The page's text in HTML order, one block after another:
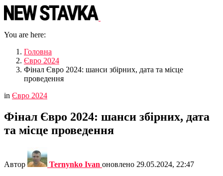
You are here:
Головна
Євро 2024
Фінал Євро 2024: шанси збірних, дата та місце
проведення
in Євро 2024
Фінал Євро 2024: шанси збірних, дата
та місце проведення
Автор Ternynko Ivan оновлено 29.05.2024, 22:47